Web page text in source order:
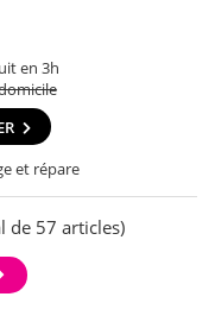
en 3h
et répare
de 57 articles)